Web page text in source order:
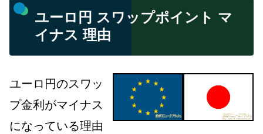
ユーロ円 スワップポイント マ
イナス 理由
ユーロ円のスワッ
プ金利がマイナス
になっている理由